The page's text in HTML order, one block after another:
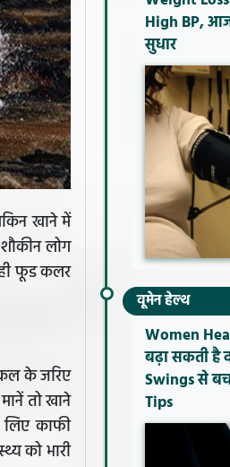
खाने में
लोग
फूड कलर
के जरिए
तो खाने
लिए काफी
को भारी
High BP,
सुधार
वूमेन हेल्थ
Women
बढ़ा सकती है
Swings से
Tips